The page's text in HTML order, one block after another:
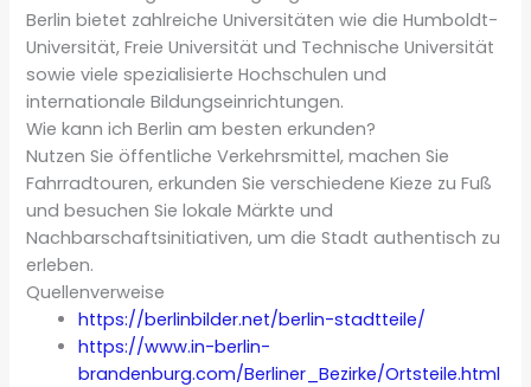
Berlin bietet zahlreiche Universitäten wie die Humboldt-
Universität, Freie Universität und Technische Universität
sowie viele spezialisierte Hochschulen und
internationale Bildungseinrichtungen.
Wie kann ich Berlin am besten erkunden?
Nutzen Sie öffentliche Verkehrsmittel, machen Sie
Fahrradtouren, erkunden Sie verschiedene Kieze zu Fuß
und besuchen Sie lokale Märkte und
Nachbarschaftsinitiativen, um die Stadt authentisch zu
erleben.
Quellenverweise
https://berlinbilder.net/berlin-stadtteile/
https://www.in-berlin-
brandenburg.com/Berliner_Bezirke/Ortsteile.html